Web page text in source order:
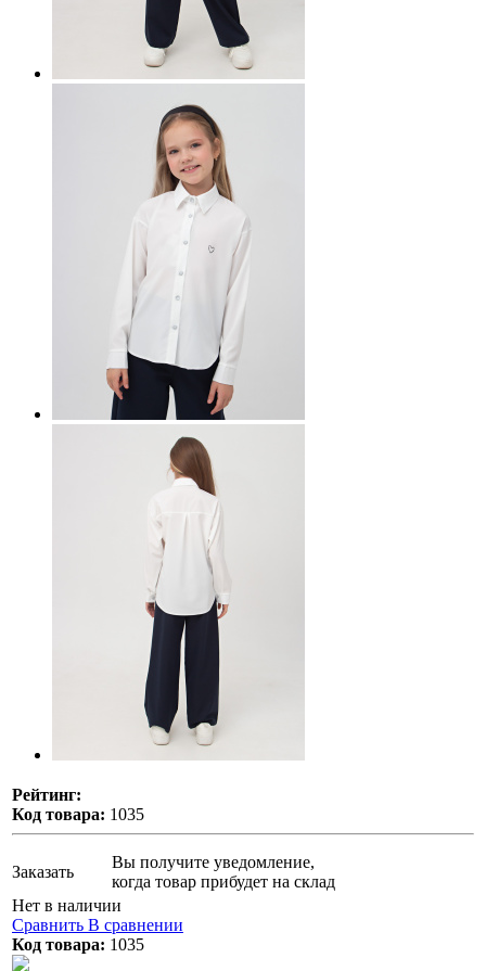
Рейтинг:
Код товара: 1035
Заказать
Вы получите уведомление,
когда товар прибудет на склад
Нет в наличии
Сравнить В сравнении
Код товара: 1035